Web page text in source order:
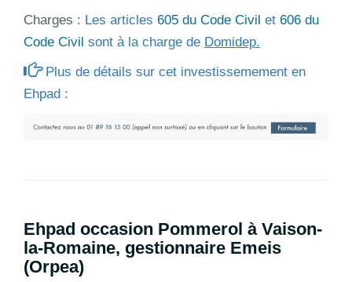
Charges : Les articles 605 du Code Civil et 606 du
Code Civil sont à la charge de Domidep.
Plus de détails sur cet investissemement en
Ehpad :
Ehpad occasion Pommerol à Vaison-
la-Romaine, gestionnaire Emeis
(Orpea)